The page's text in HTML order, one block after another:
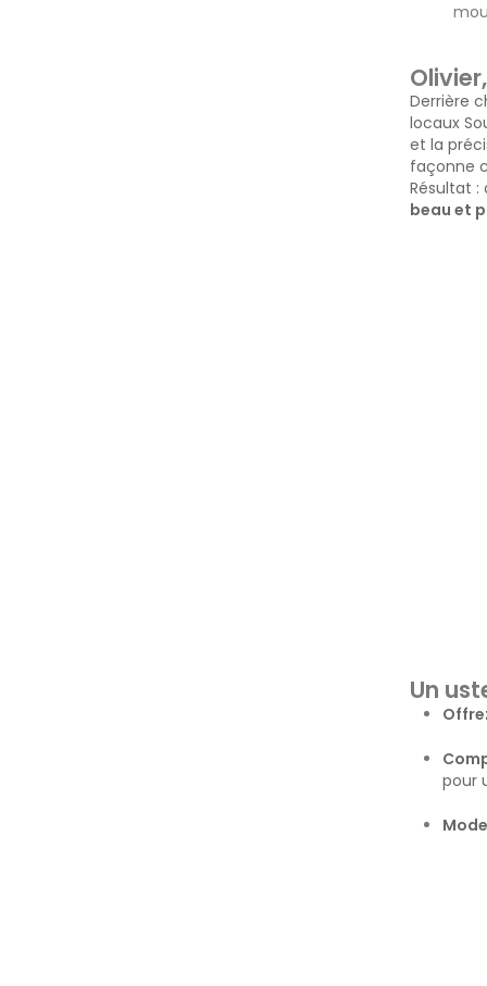
Derrière
locaux
et la
façonne
Résultat
beau et
Un
pour